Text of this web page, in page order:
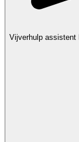
Vijverhulp assistent